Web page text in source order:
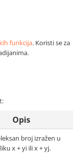
funkcija. Koristi se za
Opis
broj izražen u
x + yi ili x + yj.